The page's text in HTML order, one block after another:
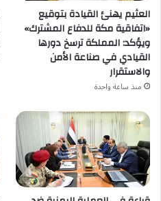
العثيم يهنئ القيادة بتوقيع
«اتفاقية مكة للدفاع المشترك»
ويؤكد: المملكة ترسخ دورها
القيادي في صناعة الأمن
والاستقرار
منذ ساعة واحدة